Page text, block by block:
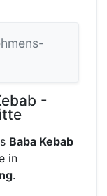
-
Baba Kebab
in
.